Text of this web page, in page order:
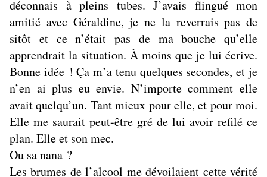
déconnais à pleins tubes. J’avais flingué mon
amitié avec Géraldine, je ne la reverrais pas de
sitôt et ce n’était pas de ma bouche qu’elle
apprendrait la situation. À moins que je lui écrive.
Bonne idée ! Ça m’a tenu quelques secondes, et je
n’en ai plus eu envie. N’importe comment elle
avait quelqu’un. Tant mieux pour elle, et pour moi.
Elle me saurait peut-être gré de lui avoir refilé ce
plan. Elle et son mec.
Ou sa nana ?
Les brumes de l’alcool me dévoilaient cette vérité